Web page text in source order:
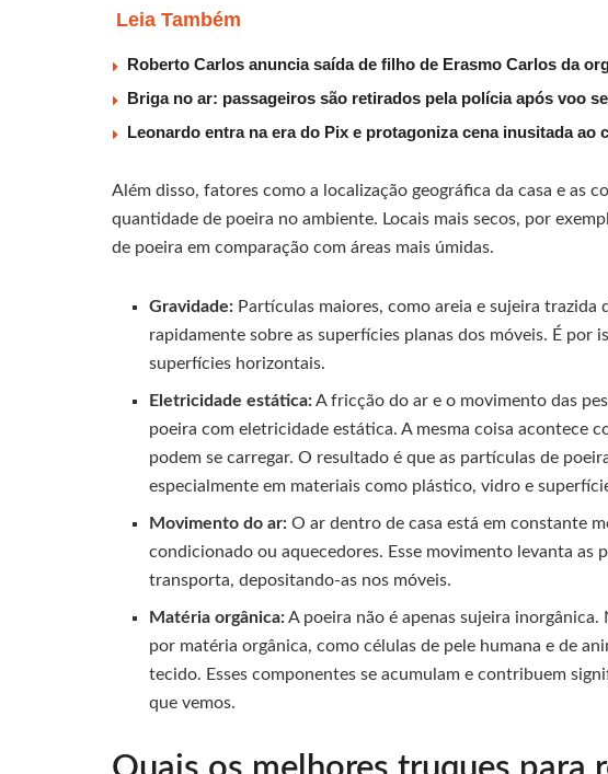
Leia Também
Roberto Carlos anuncia saída de filho de Erasmo Carlos da
Briga no ar: passageiros são retirados pela polícia após voo
Leonardo entra na era do Pix e protagoniza cena inusitada ao
Além disso, fatores como a localização geográfica da casa e as
quantidade de poeira no ambiente. Locais mais secos, por
de poeira em comparação com áreas mais úmidas.
Gravidade: Partículas maiores, como areia e sujeira trazida
rapidamente sobre as superfícies planas dos móveis. É por
superfícies horizontais.
Eletricidade estática:A fricção do ar e o movimento das
poeira com eletricidade estática. A mesma coisa acontece
podem se carregar. O resultado é que as partículas de
especialmente em materiais como plástico, vidro e
Movimento do ar: O ar dentro de casa está em constante
condicionado ou aquecedores. Esse movimento levanta as
transporta, depositando-as nos móveis.
Matéria orgânica:A poeira não é apenas sujeira
por matéria orgânica, como células de pele humana e de
tecido. Esses componentes se acumulam e contribuem
que vemos.